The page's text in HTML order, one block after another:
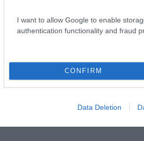
I want to allow Google to enable
authentication functionality and fraud
CONFIRM
Data Deletion